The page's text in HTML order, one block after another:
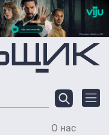
О нас